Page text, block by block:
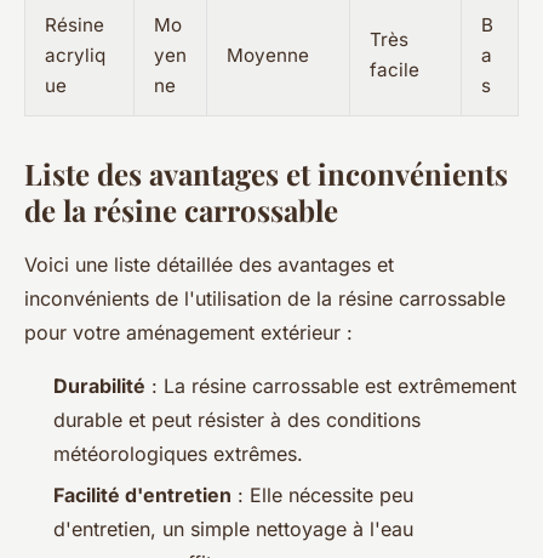
Résine
acryliq
ue
Mo
yen
ne
Moyenne
Très
facile
B
a
s
Liste des avantages et inconvénients
de la résine carrossable
Voici une liste détaillée des avantages et
inconvénients de l'utilisation de la résine carrossable
pour votre aménagement extérieur :
Durabilité : La résine carrossable est extrêmement
durable et peut résister à des conditions
météorologiques extrêmes.
Facilité d'entretien : Elle nécessite peu
d'entretien, un simple nettoyage à l'eau